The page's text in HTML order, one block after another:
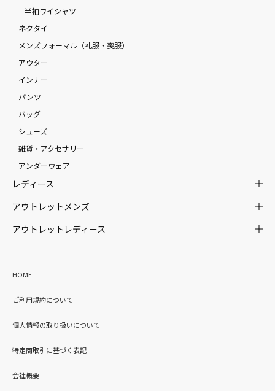
半袖ワイシャツ
ネクタイ
メンズフォーマル（礼服・喪服）
アウター
インナー
パンツ
バッグ
シューズ
雑貨・アクセサリー
アンダーウェア
レディース
アウトレットメンズ
アウトレットレディース
HOME
ご利用規約について
個人情報の取り扱いについて
特定商取引に基づく表記
会社概要